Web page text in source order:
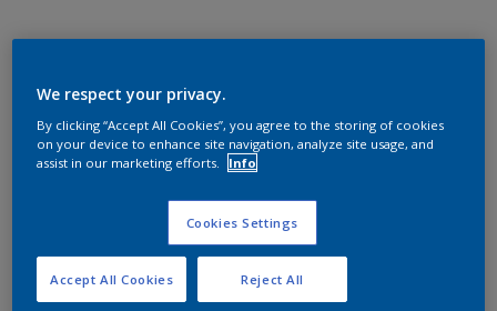
We respect your privacy.
By clicking “Accept All Cookies”, you agree to the storing of cookies
on your device to enhance site navigation, analyze site usage, and
assist in our marketing efforts.
Info
Cookies Settings
Reject All
Accept All Cookies